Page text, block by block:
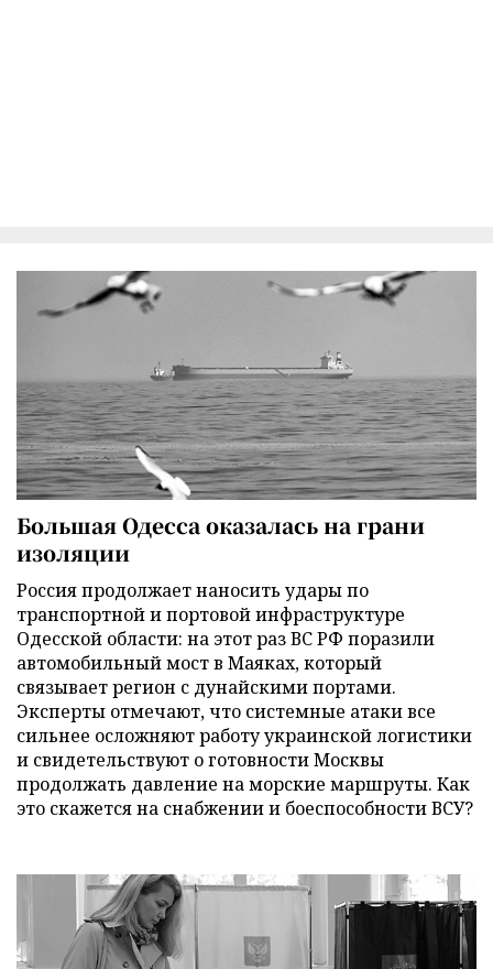
Большая Одесса оказалась на грани
изоляции
Россия продолжает наносить удары по
транспортной и портовой инфраструктуре
Одесской области: на этот раз ВС РФ поразили
автомобильный мост в Маяках, который
связывает регион с дунайскими портами.
Эксперты отмечают, что системные атаки все
сильнее осложняют работу украинской логистики
и свидетельствуют о готовности Москвы
продолжать давление на морские маршруты. Как
это скажется на снабжении и боеспособности ВСУ?